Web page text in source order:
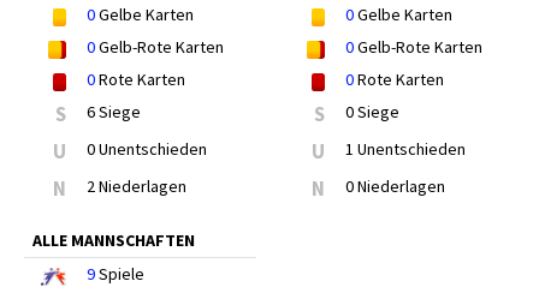
0Gelbe Karten
0Gelb-Rote Karten
0Rote Karten
S 6 Siege
U 0 Unentschieden
N 2 Niederlagen
0Gelbe Karten
0Gelb-Rote Karten
0Rote Karten
S 0 Siege
U 1 Unentschieden
N 0 Niederlagen
ALLE MANNSCHAFTEN
9Spiele